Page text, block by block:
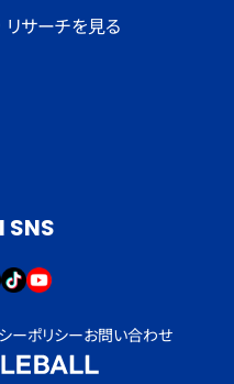
リサーチを見る
ーポリシーお問い合わせ